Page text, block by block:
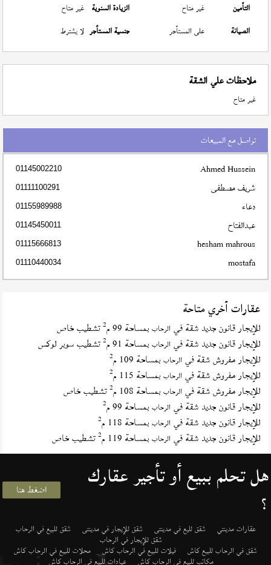
التأمين
غير متاح الزيادة السنوية غير متاح
الصيانة
على المستأجر جنسية المستأجر لا يشترط
ملاحظات علي الشقة
غير متاح
تواصل مع المبيعات
Ahmed Hussein
01145002210
شريف مصطفى 01111100291
دعاء 01155989988
عبدالفتاح 01145450011
hesham mahrous
01115666813
mostafa
01110440034
عقارات أخري متاحة
للإيجار قانون جديد شقة في الرحاب بمساحة 99 م 2تشطيب خاص
للإيجار قانون جديد شقة في الرحاب بمساحة 91 م 2تشطيب سوبر لوكس
للإيجار مفروش شقة في الرحاب بمساحة 109 م 2
للإيجار مفروش شقة في الرحاب بمساحة 115 م 2
للإيجار مفروش شقة في الرحاب بمساحة 108 م 2تشطيب خاص
للإيجار قانون جديد شقة في الرحاب بمساحة 99 م 2
للإيجار قانون جديد شقة في الرحاب بمساحة 118 م 2
للإيجار قانون جديد شقة في الرحاب بمساحة 119 م 2تشطيب خاص
هل تحلم ببيع أو تأجير عقارك
؟ اضغط هنا
عقارات مدينتي شقق لليع في مدينتى شقق للإيجار في مدينتى شقق للبيع في الرحاب
شقق للإيجار في الرحاب
شقق في الرحاب للبيع كاش فيلات للبيع في الرحاب كاش محلات للبيع في الرحاب كاش
مكاتب للبيع في الرحاب كاش عيادات للبيع في الرحاب كاش